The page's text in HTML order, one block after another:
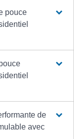
pouce
de
avec